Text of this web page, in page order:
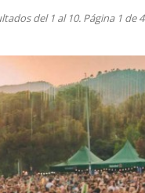
del 1 al 10. Página 1 de 4